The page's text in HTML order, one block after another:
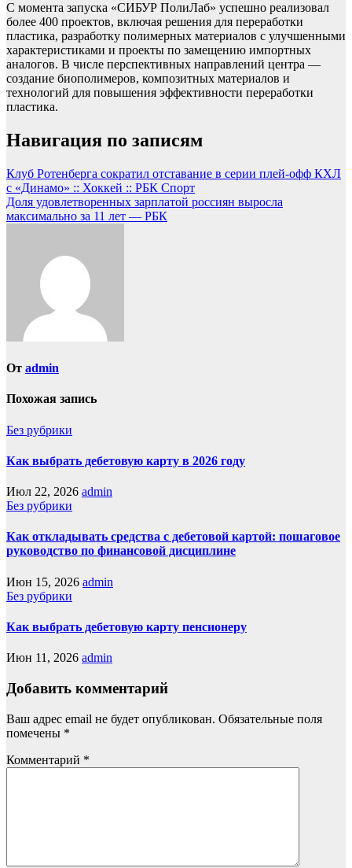
С момента запуска «СИБУР ПолиЛаб» успешно реализовал
более 400 проектов, включая решения для переработки
пластика, разработку полимерных материалов с улучшенными
характеристиками и проекты по замещению импортных
аналогов. В числе перспективных направлений центра —
создание биополимеров, композитных материалов и
технологий для повышения эффективности переработки
пластика.
Навигация по записям
Клуб Ротенберга сократил отставание в серии плей-офф КХЛ
с «Динамо» :: Хоккей :: РБК Спорт
Доля удовлетворенных зарплатой россиян выросла
максимально за 11 лет — РБК
От admin
Похожая запись
Без рубрики
Как выбрать дебетовую карту в 2026 году
Июл 22, 2026 admin
Без рубрики
Как откладывать средства с дебетовой картой: пошаговое
руководство по финансовой дисциплине
Июн 15, 2026 admin
Без рубрики
Как выбрать дебетовую карту пенсионеру
Июн 11, 2026 admin
Добавить комментарий
Ваш адрес email не будет опубликован. Обязательные поля
помечены *
Комментарий *